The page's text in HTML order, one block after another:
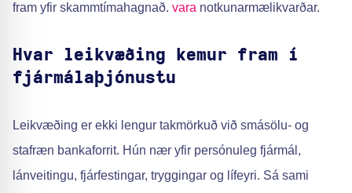
fram yfir skammtímahagnað. vara notkunarmælikvarðar.
Hvar leikvæðing kemur fram í
fjármálaþjónustu
Leikvæðing er ekki lengur takmörkuð við smásölu- og
stafræn bankaforrit. Hún nær yfir persónuleg fjármál,
lánveitingu, fjárfestingar, tryggingar og lífeyri. Sá sami